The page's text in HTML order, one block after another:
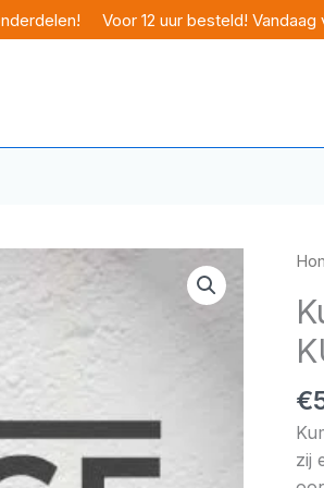
Voor 12 uur besteld! Vandaag
€
zij